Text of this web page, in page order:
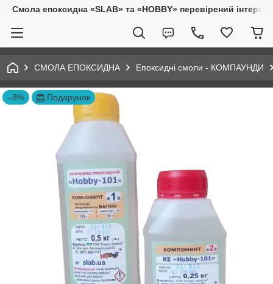
Смола епоксидна «SLAB» та «HOBBY» перевірений
СМОЛА ЕПОКСИДНА Епоксидні смоли - КОМПАУНДИ
–8% Подарунок